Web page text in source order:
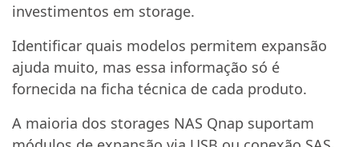
investimentos em storage.
Identificar quais modelos permitem expansão
ajuda muito, mas essa informação só é
fornecida na ficha técnica de cada produto.
A maioria dos storages NAS Qnap suportam